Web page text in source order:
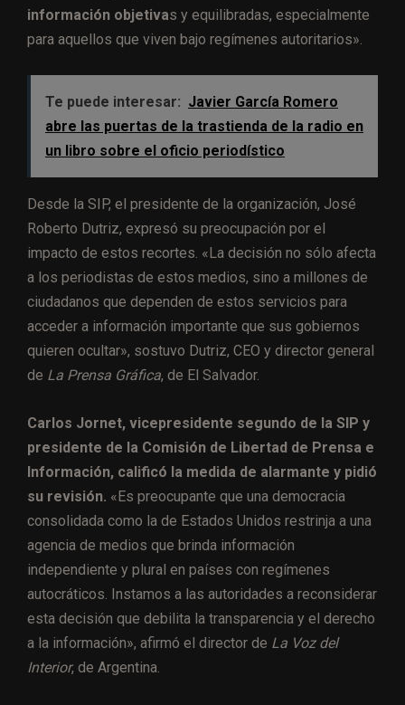
información objetivas y equilibradas, especialmente
para aquellos que viven bajo regímenes autoritarios».
Te puede interesar: Javier García Romero
abre las puertas de la trastienda de la radio en
un libro sobre el oficio periodístico
Desde la SIP, el presidente de la organización, José
Roberto Dutriz, expresó su preocupación por el
impacto de estos recortes. «La decisión no sólo afecta
a los periodistas de estos medios, sino a millones de
ciudadanos que dependen de estos servicios para
acceder a información importante que sus gobiernos
quieren ocultar», sostuvo Dutriz, CEO y director general
de La Prensa Gráfica, de El Salvador.
Carlos Jornet, vicepresidente segundo de la SIP y
presidente de la Comisión de Libertad de Prensa e
Información, calificó la medida de alarmante y pidió
su revisión. «Es preocupante que una democracia
consolidada como la de Estados Unidos restrinja a una
agencia de medios que brinda información
independiente y plural en países con regímenes
autocráticos. Instamos a las autoridades a reconsiderar
esta decisión que debilita la transparencia y el derecho
a la información», afirmó el director de La Voz del
Interior, de Argentina.